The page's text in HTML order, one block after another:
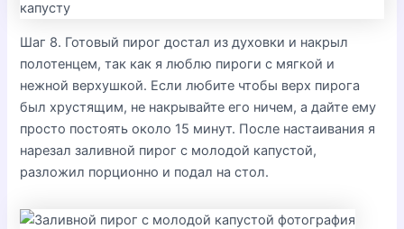
Шаг 8. Готовый пирог достал из духовки и накрыл
полотенцем, так как я люблю пироги с мягкой и
нежной верхушкой. Если любите чтобы верх пирога
был хрустящим, не накрывайте его ничем, а дайте ему
просто постоять около 15 минут. После настаивания я
нарезал заливной пирог с молодой капустой,
разложил порционно и подал на стол.